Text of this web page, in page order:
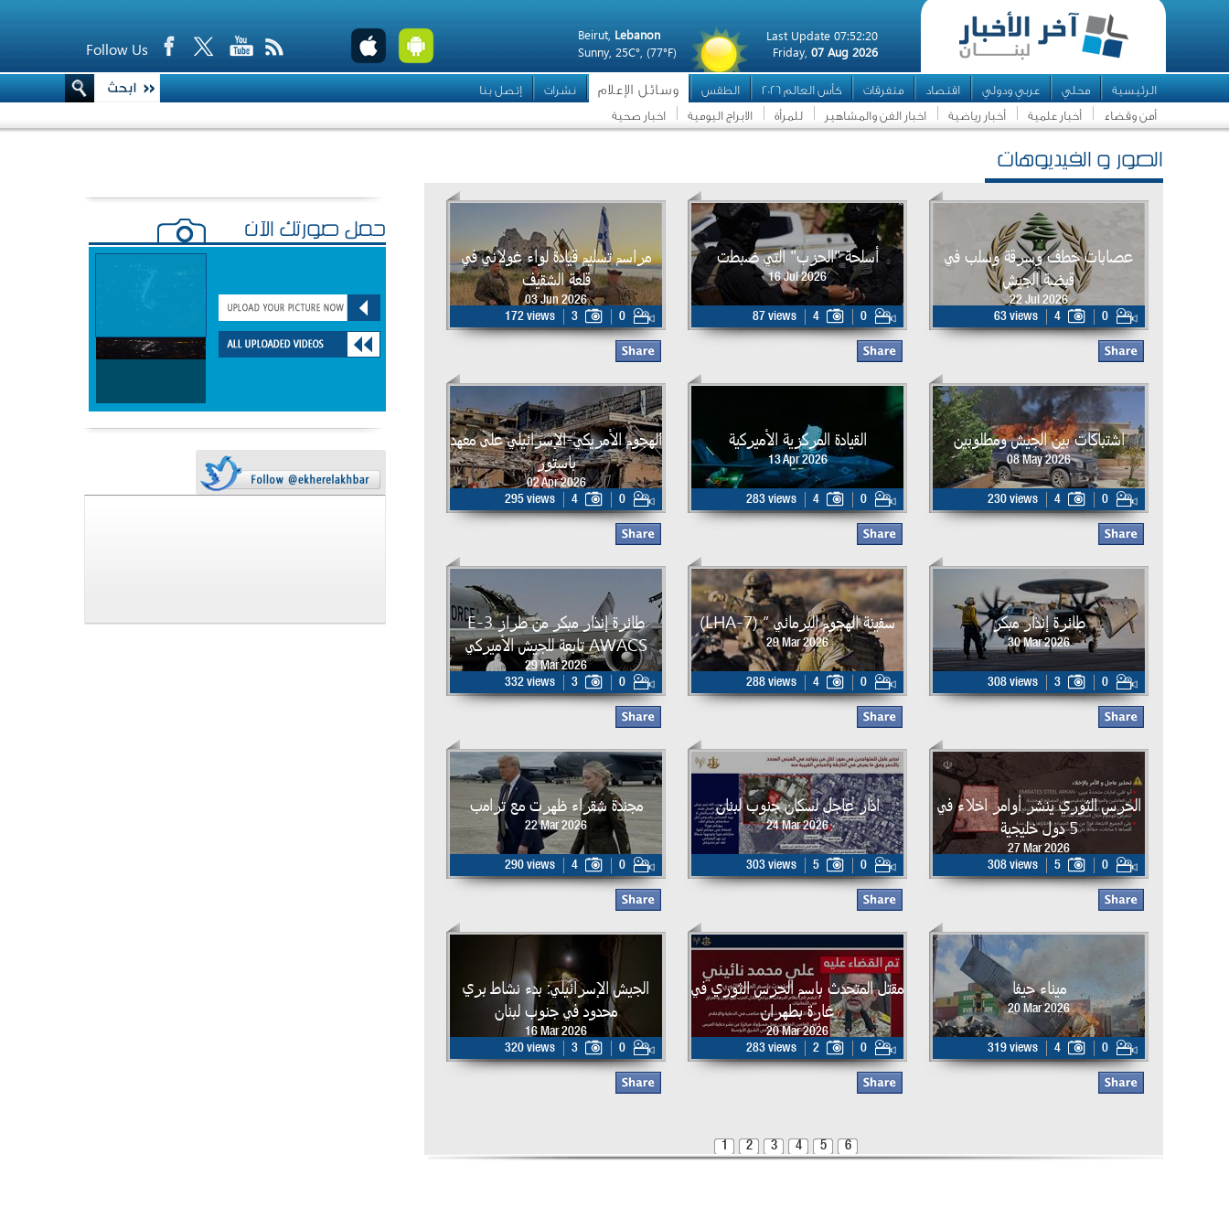
Last Update 07:52:20
Friday, 07 Aug 2026
Beirut, Lebanon
Sunny, 25C°, (77°F)
Follow Us
الرئيسية محلي عربي ودولي اقتصاد متفرقات كأس العالم 2026 الطقس وسائل الإعلام نشرات
إتصل بنا
أمن وقضاء
أخبار علمية أخبار رياضية اخبار الفن والمشاهير للمرأة الابراج اليومية اخبار صحية
الصور و الفيديوهات
عصابات خطف وسرقة وسلب في
قبضة الجيش
22 Jul 2026
63 views
4 0
أسلحة "الحزب" التي ضبطت
16 Jul 2026
87 views 4 0
مراسم تسليم قيادة لواء غولاني في
قلعة الشقيف
03 Jun 2026
172 views
3 0
اشتباكات بين الجيش ومطلوبين
08 May 2026
230 views 4 0
القيادة المركزية الأميركية
13 Apr 2026
283 views 4 0
الهجوم الأمريكي-الإسرائيلي على معهد
باستور
02 Apr 2026
295 views
4 0
طائرة إنذار مبكر
30 Mar 2026
308 views 3 0
سفينة الهجوم البرمائي ” (LHA-7)
29 Mar 2026
288 views 4 0
طائرة إنذار مبكر من طراز E-3
AWACS تابعة للجيش الأميركي
29 Mar 2026
332 views
3 0
الحرس الثوري ينشر أوامر اخلاء في
5 دول خليجية
27 Mar 2026
308 views
5 0
اذار عاجل لسكان جنوب لبنان
24 Mar 2026
303 views 5 0
مجندة شقراء ظهرت مع ترامب
22 Mar 2026
290 views 4 0
ميناء حيفا
20 Mar 2026
319 views 4 0
مقتل المتحدث باسم الحرس الثوري في
غارة بطهران
20 Mar 2026
283 views
2 0
الجيش الإسرائيلي: بدء نشاط بري
محدود في جنوب لبنان
16 Mar 2026
320 views
3 0
1 2 3 4 5 6
حمّل صورتك الآن